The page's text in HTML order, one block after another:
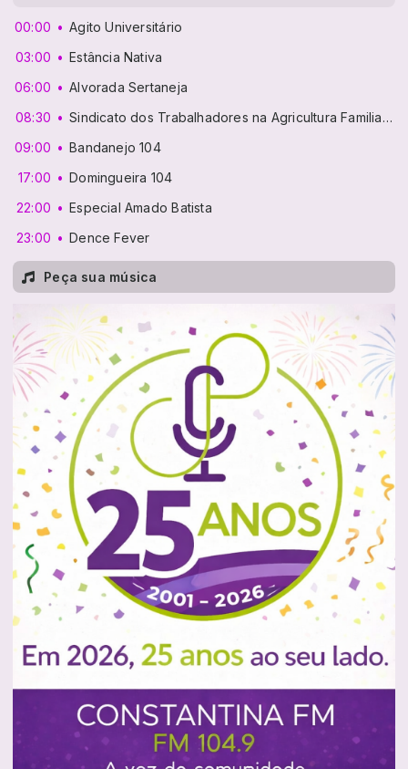
00:00
Agito Universitário
03:00
Estância Nativa
06:00
Alvorada Sertaneja
08:30
Sindicato dos Trabalhadores na Agricultura Familiar de Constantina
09:00
Bandanejo 104
17:00
Domingueira 104
22:00
Especial Amado Batista
23:00
Dence Fever
Peça sua música